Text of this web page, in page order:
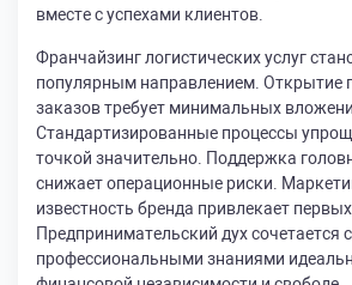
вместе с успехами клиентов.
Франчайзинг логистических услуг
популярным направлением. Открытие
заказов требует минимальных
Стандартизированные процессы
точкой значительно. Поддержка
снижает операционные риски.
известность бренда привлекает
Предпринимательский дух сочетается с
профессиональными знаниями